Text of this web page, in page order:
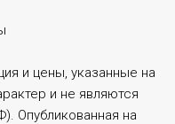
и цены, указанные на
и не являются
Опубликованная на